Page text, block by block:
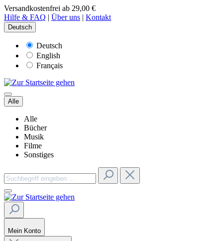
Versandkostenfrei ab 29,00 €
Hilfe & FAQ | Über uns | Kontakt
Deutsch
Deutsch
English
Français
Alle
Alle
Bücher
Musik
Filme
Sonstiges
Mein Konto